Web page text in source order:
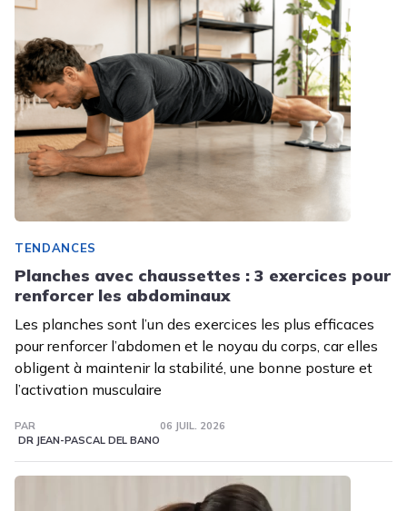
TENDANCES
Planches avec chaussettes : 3 exercices pour
renforcer les abdominaux
Les planches sont l’un des exercices les plus efficaces
pour renforcer l’abdomen et le noyau du corps, car elles
obligent à maintenir la stabilité, une bonne posture et
l’activation musculaire
PAR
DR JEAN-PASCAL DEL BANO
06 JUIL. 2026